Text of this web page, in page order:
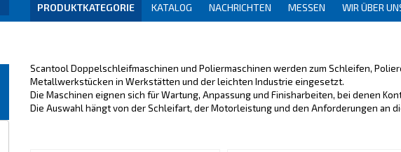
PRODUKTKATEGORIE KATALOG NACHRICHTEN MESSEN WIR ÜBER
Scantool Doppelschleifmaschinen und Poliermaschinen werden zum Schleifen,
Metallwerkstücken in Werkstätten und der leichten Industrie eingesetzt.
Die Maschinen eignen sich für Wartung, Anpassung und Finisharbeiten, bei denen
Die Auswahl hängt von der Schleifart, der Motorleistung und den Anforderungen an